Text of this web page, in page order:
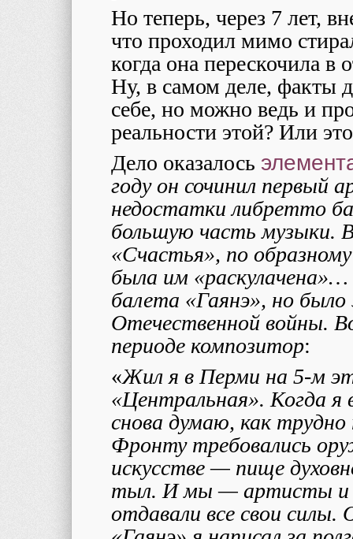
Но теперь, через 7 лет,
что проходил мимо
когда она перескочила в
Ну, в самом деле, факты
себе, но можно ведь и
реальности этой? Или
Дело оказалось
году он сочинил первый
недостатки либретто
большую часть музыки.
«Счастья», по
была им «раскулачена»…
балета «Гаянэ», но
Отечественной войны.
периоде композитор:
«Жил я в Перми на 5-м
«Центральная». Когда я
снова думаю, как
Фронту требовались
искусстве — пище
тыл. И мы — артисты и
отдавали все свои